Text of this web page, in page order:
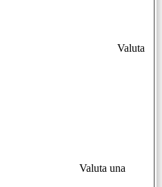
Valuta
Valuta una